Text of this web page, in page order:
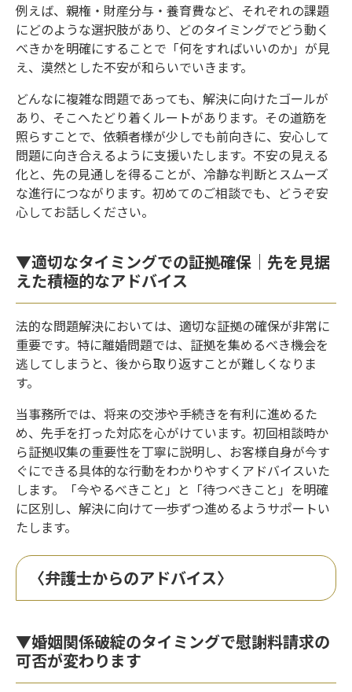
例えば、親権・財産分与・養育費など、それぞれの課題
にどのような選択肢があり、どのタイミングでどう動く
べきかを明確にすることで「何をすればいいのか」が見
え、漠然とした不安が和らいでいきます。
どんなに複雑な問題であっても、解決に向けたゴールが
あり、そこへたどり着くルートがあります。その道筋を
照らすことで、依頼者様が少しでも前向きに、安心して
問題に向き合えるように支援いたします。不安の見える
化と、先の見通しを得ることが、冷静な判断とスムーズ
な進行につながります。初めてのご相談でも、どうぞ安
心してお話しください。
▼適切なタイミングでの証拠確保｜先を見据
えた積極的なアドバイス
法的な問題解決においては、適切な証拠の確保が非常に
重要です。特に離婚問題では、証拠を集めるべき機会を
逃してしまうと、後から取り返すことが難しくなりま
す。
当事務所では、将来の交渉や手続きを有利に進めるた
め、先手を打った対応を心がけています。初回相談時か
ら証拠収集の重要性を丁寧に説明し、お客様自身が今す
ぐにできる具体的な行動をわかりやすくアドバイスいた
します。「今やるべきこと」と「待つべきこと」を明確
に区別し、解決に向けて一歩ずつ進めるようサポートい
たします。
〈弁護士からのアドバイス〉
▼婚姻関係破綻のタイミングで慰謝料請求の
可否が変わります